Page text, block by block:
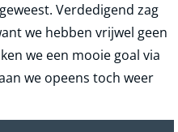
Verdedigend zag
we hebben vrijwel geen
we een mooie goal via
we opeens toch weer